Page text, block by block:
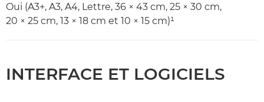
Oui (A3+, A3, A4, Lettre, 36 × 43 cm, 25 × 30 cm,
20 × 25 cm, 13 × 18 cm et 10 × 15 cm)¹
INTERFACE ET LOGICIELS